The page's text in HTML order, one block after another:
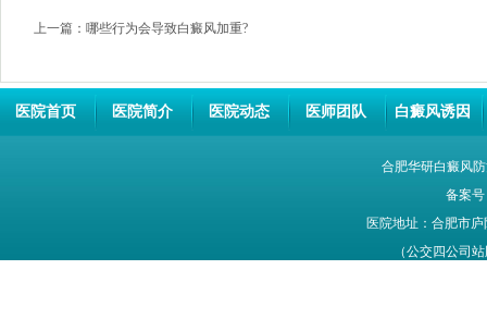
上一篇： 哪些行为会导致白癜风加重?
医院首页 医院简介 医院动态 医师团队 白癜风诱因
合肥华研白癜风
备案号
医院地址：合肥市
（公交四公司